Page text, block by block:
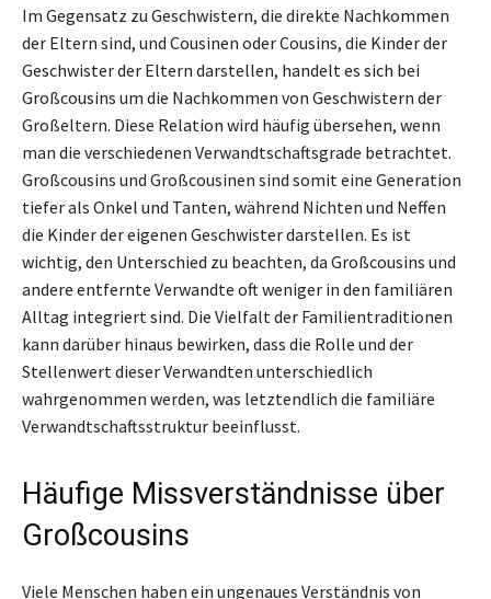
Im Gegensatz zu Geschwistern, die direkte Nachkommen
der Eltern sind, und Cousinen oder Cousins, die Kinder der
Geschwister der Eltern darstellen, handelt es sich bei
Großcousins um die Nachkommen von Geschwistern der
Großeltern. Diese Relation wird häufig übersehen, wenn
man die verschiedenen Verwandtschaftsgrade betrachtet.
Großcousins und Großcousinen sind somit eine Generation
tiefer als Onkel und Tanten, während Nichten und Neffen
die Kinder der eigenen Geschwister darstellen. Es ist
wichtig, den Unterschied zu beachten, da Großcousins und
andere entfernte Verwandte oft weniger in den familiären
Alltag integriert sind. Die Vielfalt der Familientraditionen
kann darüber hinaus bewirken, dass die Rolle und der
Stellenwert dieser Verwandten unterschiedlich
wahrgenommen werden, was letztendlich die familiäre
Verwandtschaftsstruktur beeinflusst.
Häufige Missverständnisse über
Großcousins
Viele Menschen haben ein ungenaues Verständnis von